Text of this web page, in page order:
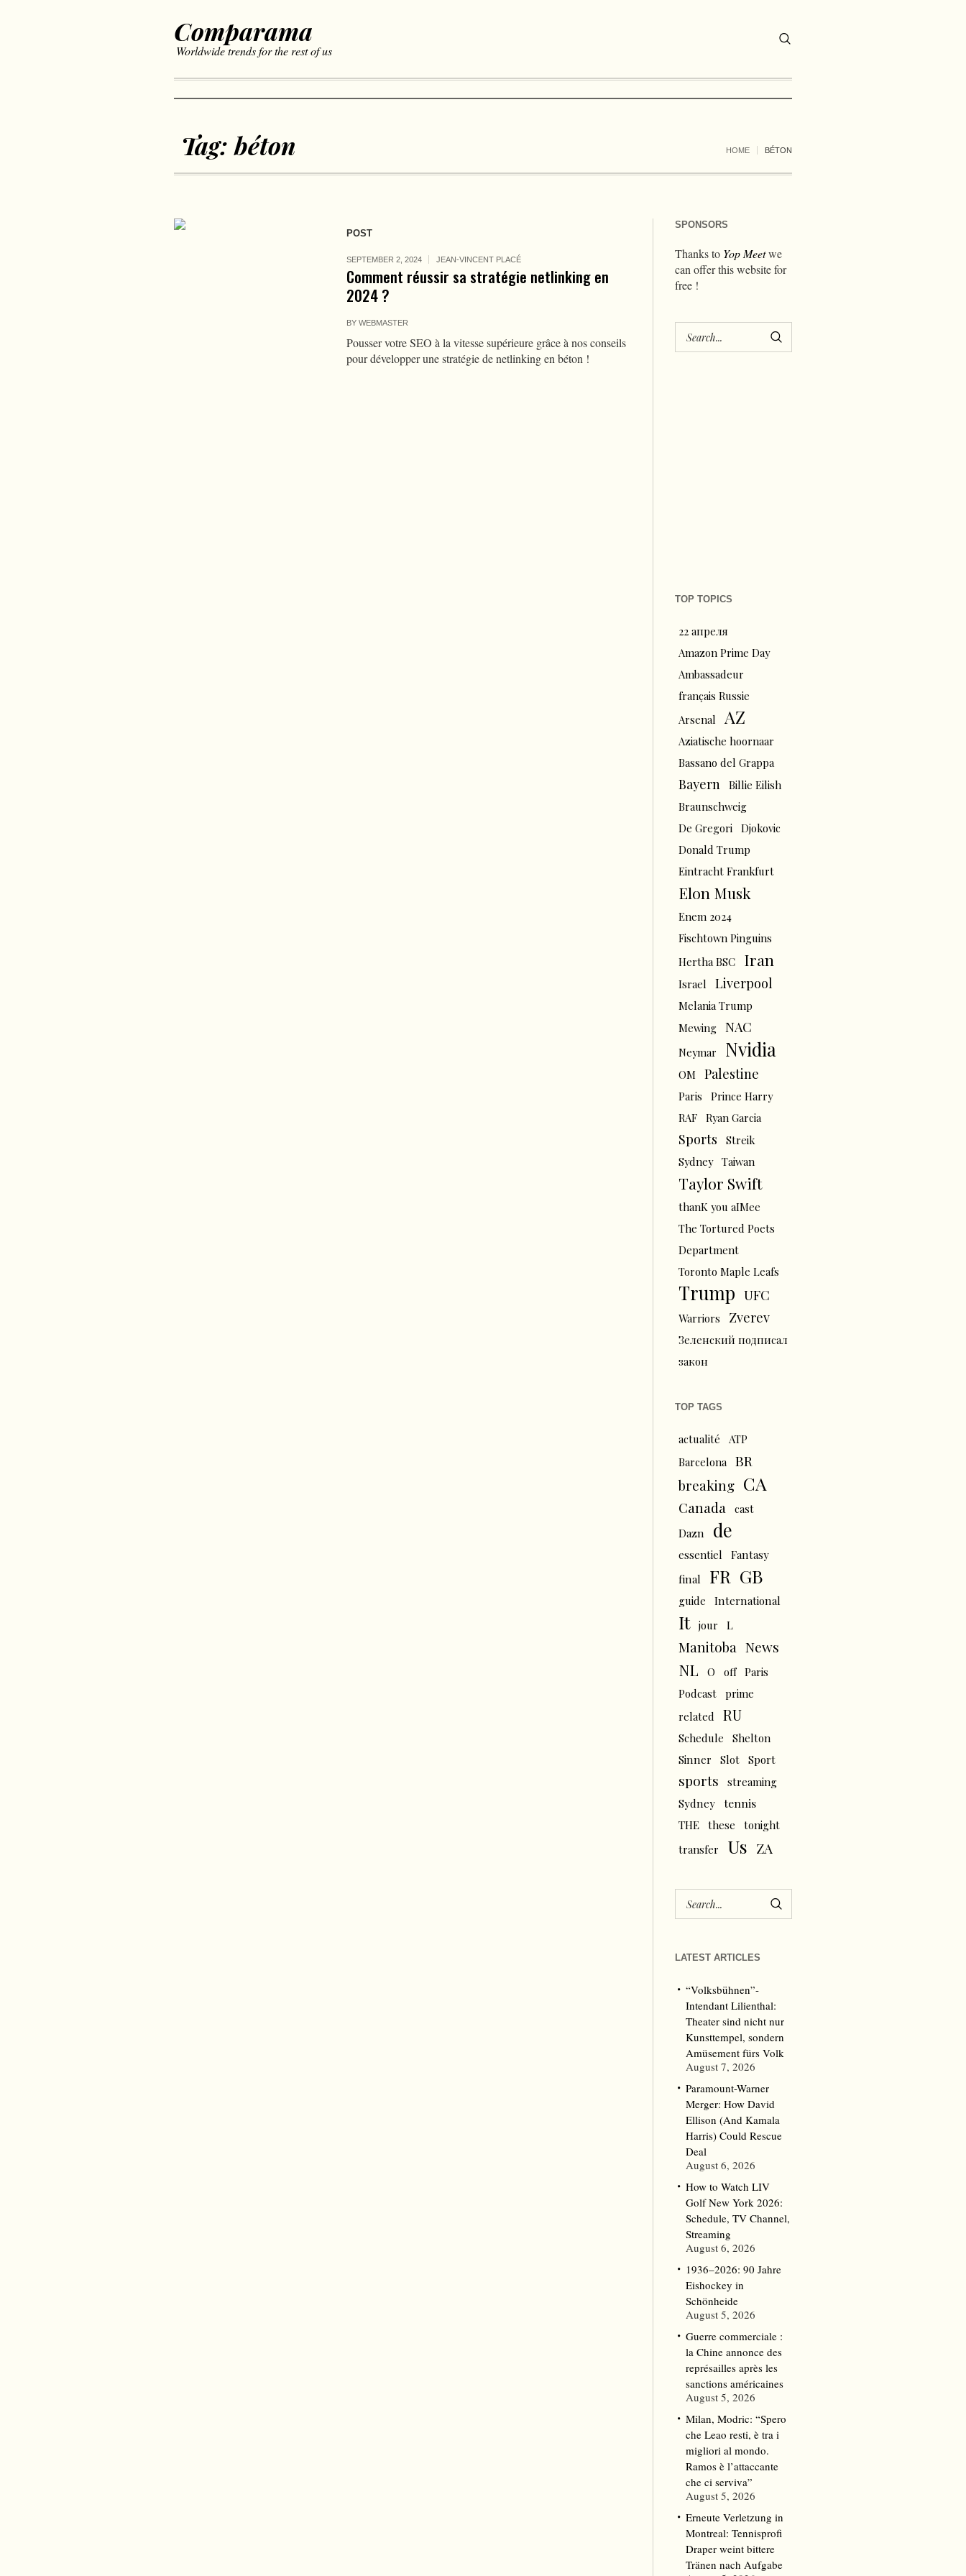
Comparama
Worldwide trends for the rest of us
Tag:béton HOME BÉTON
POST
SEPTEMBER 2, 2024 JEAN-VINCENT PLACÉ
Comment réussir sa stratégie netlinking en
2024 ?
BY WEBMASTER
Pousser votre SEO à la vitesse supérieure grâce à nos conseils
pour développer une stratégie de netlinking en béton !
SPONSORS
Thanks to Yop Meetwe
can offer this website for
free !
TOP TOPICS
22 апреля
Amazon Prime Day
Ambassadeur
français Russie
Arsenal
AZ
Aziatische hoornaar
Bassano del Grappa
Bayern
Billie Eilish
Braunschweig
De Gregori
Djokovic
Donald Trump
Eintracht Frankfurt
Elon Musk
Enem 2024
Fischtown Pinguins
Hertha BSC
Iran
Israel Liverpool
Melania Trump
Mewing
NAC
Neymar Nvidia
OM Palestine
Paris
Prince Harry
RAF
Ryan Garcia
Sports
Streik
Sydney
Taiwan
Taylor Swift
thanK you aIMee
The Tortured Poets
Department
Toronto Maple Leafs
Trump UFC
Warriors Zverev
Зеленский подписал
закон
TOP TAGS
actualité
ATP
Barcelona
BR
breaking CA
Canada
cast
Dazn
de
essentiel
Fantasy
final
FR GB
guide International
It jour L
Manitoba News
NL O off
Paris
Podcast
prime
related
RU
Schedule
Shelton
Sinner
Slot Sport
sports
streaming
Sydney
tennis
THE these
tonight
transfer
Us ZA
LATEST ARTICLES
“Volksbühnen”-
Intendant Lilienthal:
Theater sind nicht nur
Kunsttempel, sondern
Amüsement fürs Volk
August 7, 2026
Paramount-Warner
Merger: How David
Ellison (And Kamala
Harris) Could Rescue
Deal
August 6, 2026
How to Watch LIV
Golf New York 2026:
Schedule, TV Channel,
Streaming
August 6, 2026
1936–2026: 90 Jahre
Eishockey in
Schönheide
August 5, 2026
Guerre commerciale :
la Chine annonce des
représailles après les
sanctions américaines
August 5, 2026
Milan, Modric: “Spero
che Leao resti, è tra i
migliori al mondo.
Ramos è l’attaccante
che ci serviva”
August 5, 2026
Erneute Verletzung in
Montreal: Tennisprofi
Draper weint bittere
Tränen nach Aufgabe